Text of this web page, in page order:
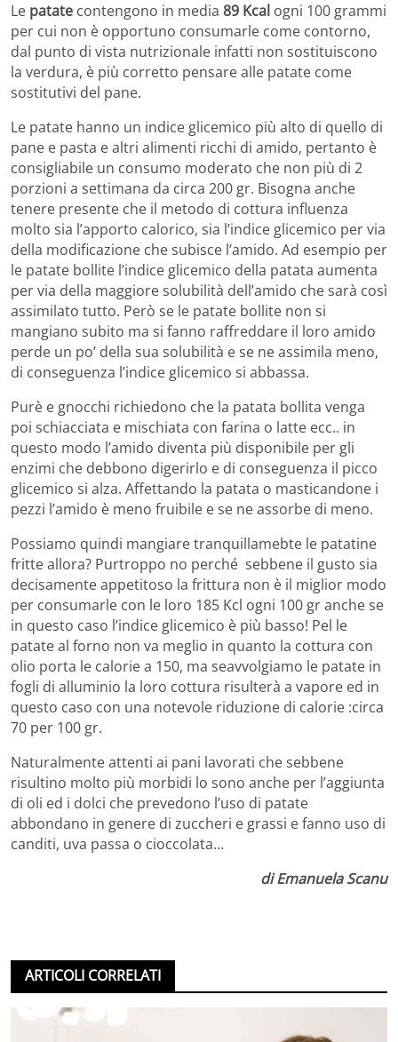
Le patate contengono in media 89 Kcal ogni 100 grammi
per cui non è opportuno consumarle come contorno,
dal punto di vista nutrizionale infatti non sostituiscono
la verdura, è più corretto pensare alle patate come
sostitutivi del pane.
Le patate hanno un indice glicemico più alto di quello di
pane e pasta e altri alimenti ricchi di amido, pertanto è
consigliabile un consumo moderato che non più di 2
porzioni a settimana da circa 200 gr. Bisogna anche
tenere presente che il metodo di cottura influenza
molto sia l’apporto calorico, sia l’indice glicemico per via
della modificazione che subisce l’amido. Ad esempio per
le patate bollite l’indice glicemico della patata aumenta
per via della maggiore solubilità dell’amido che sarà così
assimilato tutto. Però se le patate bollite non si
mangiano subito ma si fanno raffreddare il loro amido
perde un po’ della sua solubilità e se ne assimila meno,
di conseguenza l’indice glicemico si abbassa.
Purè e gnocchi richiedono che la patata bollita venga
poi schiacciata e mischiata con farina o latte ecc.. in
questo modo l’amido diventa più disponibile per gli
enzimi che debbono digerirlo e di conseguenza il picco
glicemico si alza. Affettando la patata o masticandone i
pezzi l’amido è meno fruibile e se ne assorbe di meno.
Possiamo quindi mangiare tranquillamebte le patatine
fritte allora? Purtroppo no perché sebbene il gusto sia
decisamente appetitoso la frittura non è il miglior modo
per consumarle con le loro 185 Kcl ogni 100 gr anche se
in questo caso l’indice glicemico è più basso! Pel le
patate al forno non va meglio in quanto la cottura con
olio porta le calorie a 150, ma seavvolgiamo le patate in
fogli di alluminio la loro cottura risulterà a vapore ed in
questo caso con una notevole riduzione di calorie :circa
70 per 100 gr.
Naturalmente attenti ai pani lavorati che sebbene
risultino molto più morbidi lo sono anche per l’aggiunta
di oli ed i dolci che prevedono l’uso di patate
abbondano in genere di zuccheri e grassi e fanno uso di
canditi, uva passa o cioccolata…
di Emanuela Scanu
ARTICOLI CORRELATI